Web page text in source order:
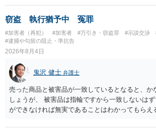
窃盗 執行猶予中 冤罪
#加害者（再犯） #加害者 #万引き・窃盗罪 #示談交渉
#逮捕や勾留の阻止・準抗告
2026年8月4日
鬼沢 健士 弁護士
売った商品と被害品が一致しているとなると、か
しょうが、 被害品は指輪ですから一致しないは
ができなければ無実であることはわかってもらえ